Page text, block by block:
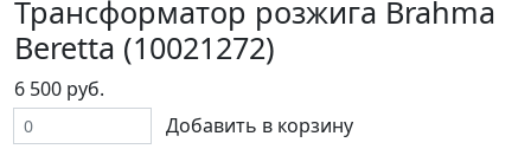
Трансформатор розжига Brahma
Beretta (10021272)
6 500 руб.
Добавить в корзину